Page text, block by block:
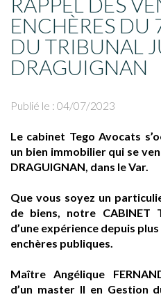
ENCHÈRES DU
DU TRIBUNAL
DRAGUIGNAN
Publié le : 04/07/2023
Le cabinet Tego Avocats
un bien immobilier qui se
DRAGUIGNAN, dans le Var.
Que vous soyez un
de biens, notre CABINET
d’une expérience depuis
enchères publiques.
Maître Angélique
d’un master II en Gestion